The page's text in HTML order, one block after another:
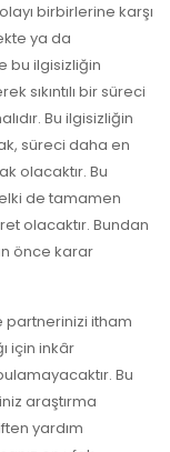
birbirlerine karşı
ya da
bu ilgisizliğin
sıkıntılı bir süreci
Bu ilgisizliğin
süreci daha en
olacaktır. Bu
de tamamen
olacaktır. Bundan
önce karar
partnerinizi itham
için inkâr
Bu
araştırma
yardım